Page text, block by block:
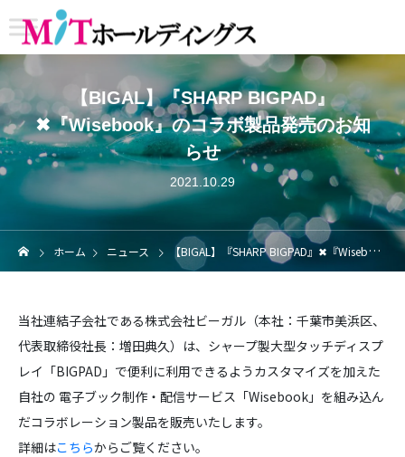
【BIGAL】『SHARP BIGPAD』
✖『Wisebook』のコラボ製品発売のお知
らせ
2021.10.29
ホーム ニュース 【BIGAL】『SHARP BIGPAD』✖『Wisebook』のコラボ製品発売のお知らせ
当社連結子会社である株式会社ビーガル（本社：千葉市美浜区、
代表取締役社長：増田典久）は、シャープ製大型タッチディスプ
レイ「BIGPAD」で便利に利用できるようカスタマイズを加えた
自社の 電子ブック制作・配信サービス「Wisebook」を組み込ん
だコラボレーション製品を販売いたします。
詳細はこちらからご覧ください。